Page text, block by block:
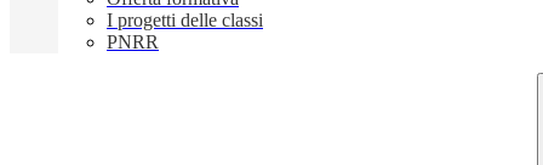
I progetti delle classi
PNRR